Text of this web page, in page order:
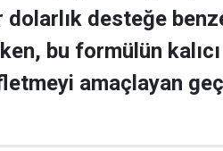
desteğe
bu formülün
amaçlayan